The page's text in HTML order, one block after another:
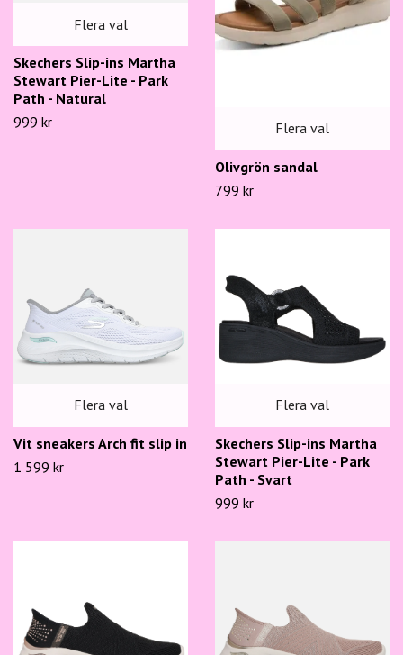
Flera val
Skechers Slip-ins Martha
Stewart Pier-Lite - Park
Path - Natural
999 kr
Flera val
Olivgrön sandal
799 kr
Flera val
Vit sneakers Arch fit slip in
1 599 kr
Flera val
Skechers Slip-ins Martha
Stewart Pier-Lite - Park
Path - Svart
999 kr